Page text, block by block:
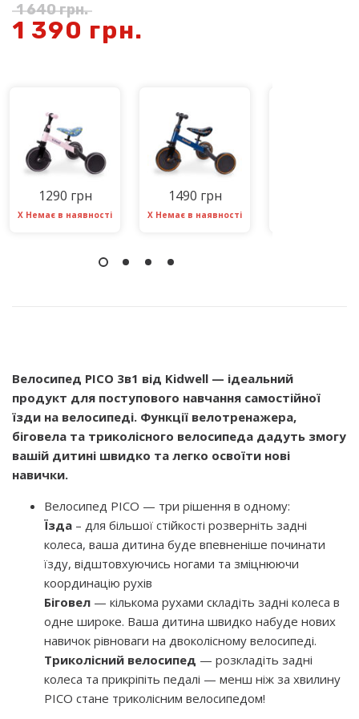
1 640грн.
1 390 грн.
1290 грн
Х Немає в наявності
1490 грн
Х Немає в наявності
Велосипед PICO 3в1 від Kidwell — ідеальний
продукт для поступового навчання самостійної
їзди на велосипеді. Функції велотренажера,
біговела та триколісного велосипеда дадуть змогу
вашій дитині швидко та легко освоїти нові
навички.
Велосипед PICO — три рішення в одному:
Їзда – для більшої стійкості розверніть задні
колеса, ваша дитина буде впевненіше починати
їзду, відштовхуючись ногами та зміцнюючи
координацію рухів
Біговел — кількома рухами складіть задні колеса в
одне широке. Ваша дитина швидко набуде нових
навичок рівноваги на двоколісному велосипеді.
Триколісний велосипед — розкладіть задні
колеса та прикріпіть педалі — менш ніж за хвилину
PICO стане триколісним велосипедом!